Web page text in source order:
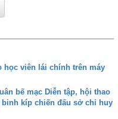
học viên lái chính trên máy
bế mạc Diễn tập, hội thao
kíp chiến đấu sở chỉ huy